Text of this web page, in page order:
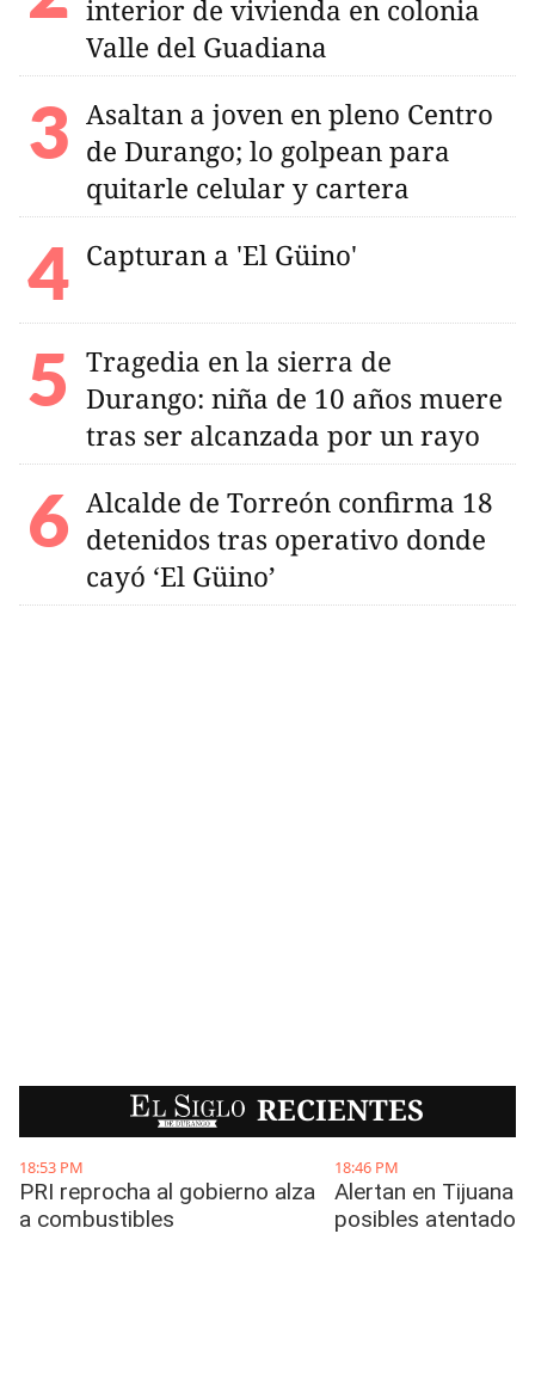
interior de vivienda en colonia
Valle del Guadiana
Asaltan a joven en pleno Centro
de Durango; lo golpean para
quitarle celular y cartera
Capturan a 'El Güino'
Tragedia en la sierra de
Durango: niña de 10 años muere
tras ser alcanzada por un rayo
Alcalde de Torreón confirma 18
detenidos tras operativo donde
cayó ‘El Güino’
EL SIGLO RECIENTES